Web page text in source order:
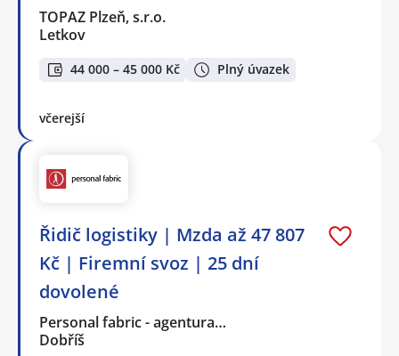
TOPAZ Plzeň, s.r.o.
Letkov
44 000 – 45 000 Kč Plný úvazek
včerejší
Řidič logistiky | Mzda až 47 807
Kč | Firemní svoz | 25 dní
dovolené
Personal fabric - agentura…
Dobříš